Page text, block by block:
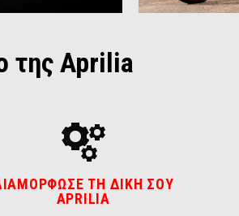
της Aprilia
ΤΗ ΔΙΚΗ ΣΟΥ
APRILIA